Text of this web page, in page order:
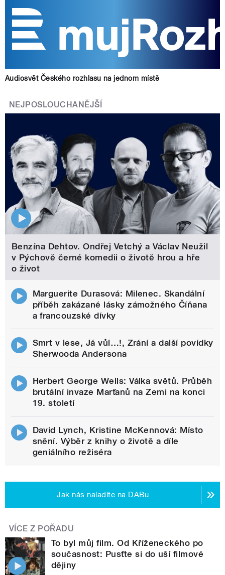
Audiosvět Českého rozhlasu na jednom místě
NEJPOSLOUCHANĚJŠÍ
Benzína Dehtov. Ondřej Vetchý a Václav Neužil
v Pýchově černé komedii o životě hrou a hře
o život
Marguerite Durasová: Milenec. Skandální
příběh zakázané lásky zámožného Číňana
a francouzské dívky
Smrt v lese, Já vůl…!, Zrání a další povídky
Sherwooda Andersona
Herbert George Wells: Válka světů. Průběh
brutální invaze Marťanů na Zemi na konci
19. století
David Lynch, Kristine McKennová: Místo
snění. Výběr z knihy o životě a díle
geniálního režiséra
Jak nás naladíte na DABu
VÍCE Z POŘADU
To byl můj film. Od Kříženeckého po
současnost: Pusťte si do uší filmové
dějiny